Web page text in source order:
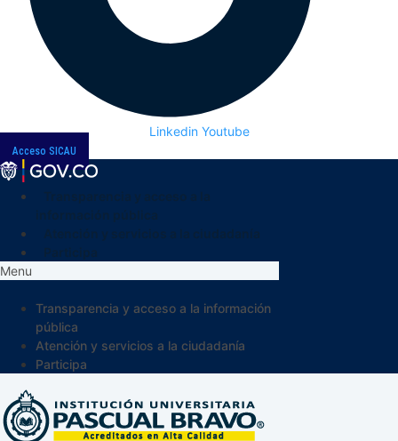
Linkedin Youtube
Acceso SICAU
Menu
Transparencia y acceso a la información
pública
Atención y servicios a la ciudadanía
Participa